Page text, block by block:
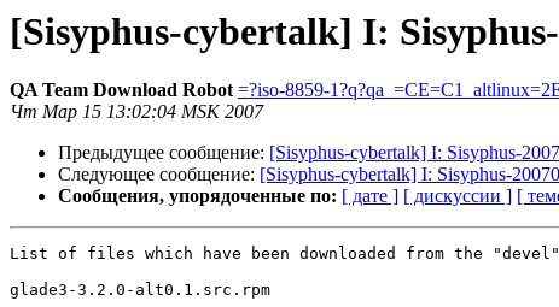
[Sisyphus-cybertalk] I:
QA Team Download Robot =?iso-8859-
Чт Мар 15 13:02:04 MSK 2007
Предыдущее сообщение: [Sisyphus-cybertalk] I: Sisyphus-
Следующее сообщение: [Sisyphus-cybertalk] I: Sisyphus-
Сообщения, упорядоченные по: [ дате ] [ дискуссии ] [
List of files which have been downloaded from the
glade3-3.2.0-alt0.1.src.rpm